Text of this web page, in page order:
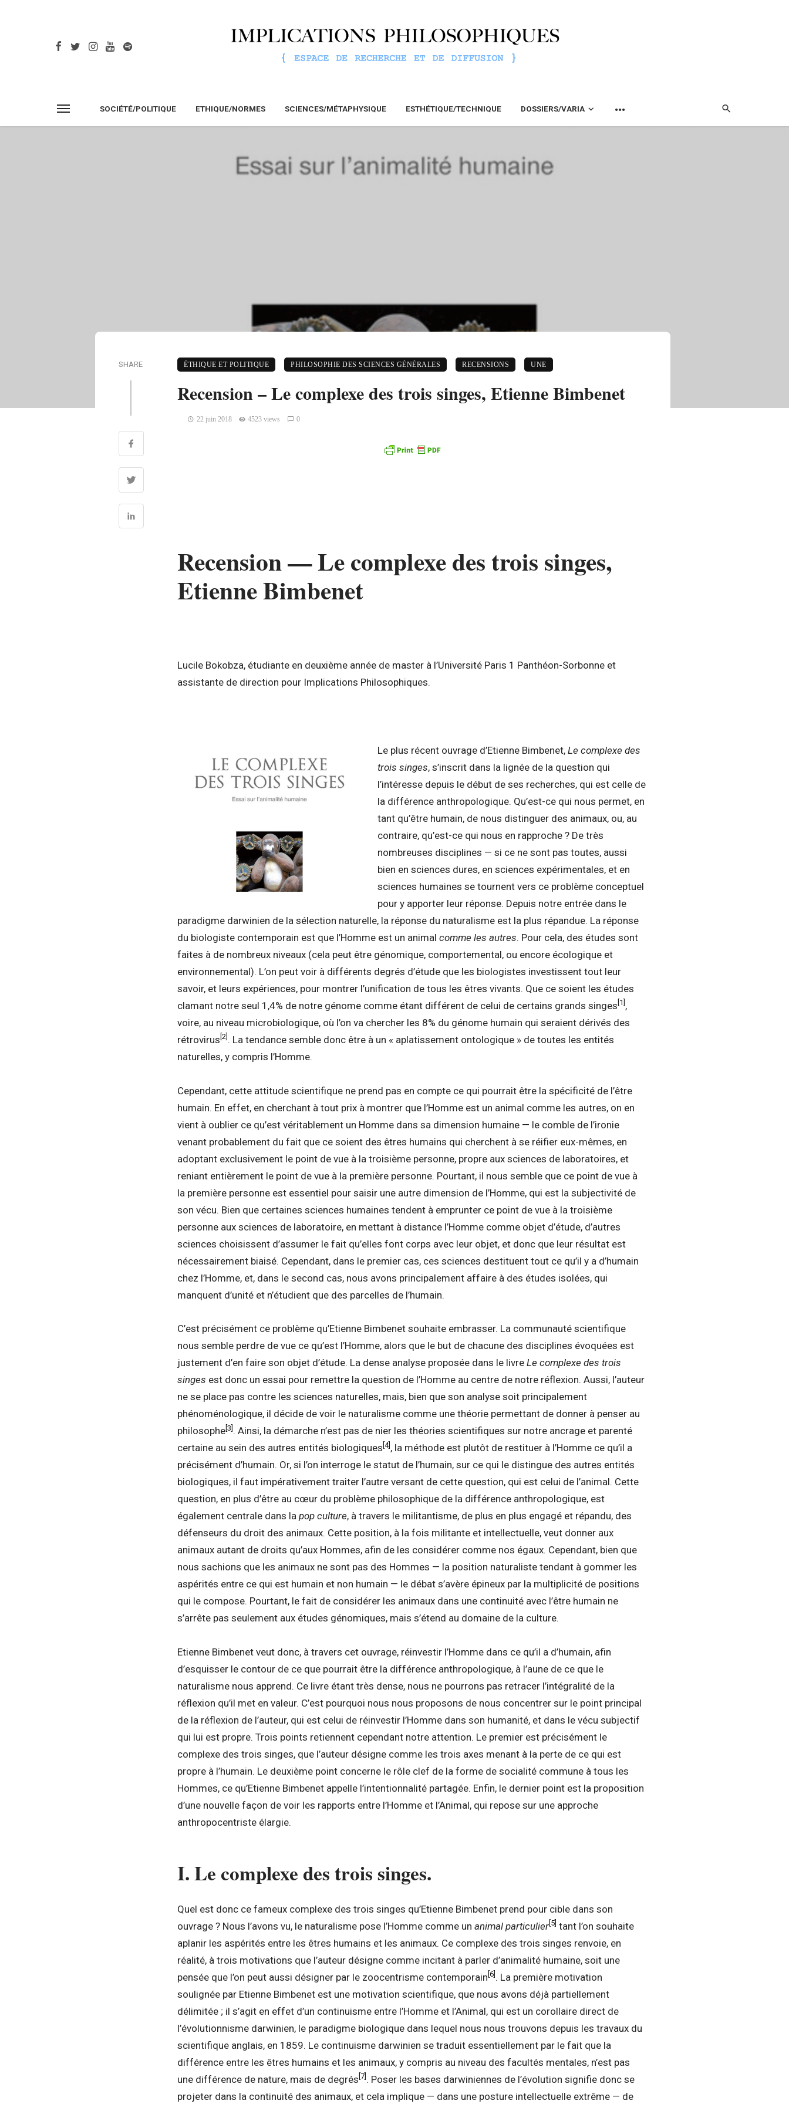
SOCIÉTÉ/POLITIQUE ETHIQUE/NORMES SCIENCES/MÉTAPHYSIQUE ESTHÉTIQUE/TECHNIQUE DOSSIERS/VARIA
SHARE ÉTHIQUE ET POLITIQUE PHILOSOPHIE DES SCIENCES GÉNÉRALES RECENSIONS UNE
Recension – Le complexe des trois singes, Etienne Bimbenet
22 juin 2018 4523 views 0
Recension — Le complexe des trois singes,
Etienne Bimbenet
Lucile Bokobza, étudiante en deuxième année de master à l’Université Paris 1 Panthéon-Sorbonne et
assistante de direction pour Implications Philosophiques.
Le plus récent ouvrage d’Etienne Bimbenet,Le complexe des
trois singes, s’inscrit dans la lignée de la question qui
l’intéresse depuis le début de ses recherches, qui est celle de
la différence anthropologique. Qu’est-ce qui nous permet, en
tant qu’être humain, de nous distinguer des animaux, ou, au
contraire, qu’est-ce qui nous en rapproche ? De très
nombreuses disciplines — si ce ne sont pas toutes, aussi
bien en sciences dures, en sciences expérimentales, et en
sciences humaines se tournent vers ce problème conceptuel
pour y apporter leur réponse. Depuis notre entrée dans le
paradigme darwinien de la sélection naturelle, la réponse du naturalisme est la plus répandue. La réponse
du biologiste contemporain est que l’Homme est un animal comme les autres. Pour cela, des études sont
faites à de nombreux niveaux (cela peut être génomique, comportemental, ou encore écologique et
environnemental). L’on peut voir à différents degrés d’étude que les biologistes investissent tout leur
savoir, et leurs expériences, pour montrer l’unification de tous les êtres vivants. Que ce soient les études
clamant notre seul 1,4% de notre génome comme étant différent de celui de certains grands singes [1] ,
voire, au niveau microbiologique, où l’on va chercher les 8% du génome humain qui seraient dérivés des
rétrovirus [2] . La tendance semble donc être à un « aplatissement ontologique » de toutes les entités
naturelles, y compris l’Homme.
Cependant, cette attitude scientifique ne prend pas en compte ce qui pourrait être la spécificité de l’être
humain. En effet, en cherchant à tout prix à montrer que l’Homme est un animal comme les autres, on en
vient à oublier ce qu’est véritablement un Homme dans sa dimension humaine — le comble de l’ironie
venant probablement du fait que ce soient des êtres humains qui cherchent à se réifier eux-mêmes, en
adoptant exclusivement le point de vue à la troisième personne, propre aux sciences de laboratoires, et
reniant entièrement le point de vue à la première personne. Pourtant, il nous semble que ce point de vue à
la première personne est essentiel pour saisir une autre dimension de l’Homme, qui est la subjectivité de
son vécu. Bien que certaines sciences humaines tendent à emprunter ce point de vue à la troisième
personne aux sciences de laboratoire, en mettant à distance l’Homme comme objet d’étude, d’autres
sciences choisissent d’assumer le fait qu’elles font corps avec leur objet, et donc que leur résultat est
nécessairement biaisé. Cependant, dans le premier cas, ces sciences destituent tout ce qu’il y a d’humain
chez l’Homme, et, dans le second cas, nous avons principalement affaire à des études isolées, qui
manquent d’unité et n’étudient que des parcelles de l’humain.
C’est précisément ce problème qu’Etienne Bimbenet souhaite embrasser. La communauté scientifique
nous semble perdre de vue ce qu’est l’Homme, alors que le but de chacune des disciplines évoquées est
justement d’en faire son objet d’étude. La dense analyse proposée dans le livre Le complexe des trois
singes est donc un essai pour remettre la question de l’Homme au centre de notre réflexion. Aussi, l’auteur
ne se place pas contre les sciences naturelles, mais, bien que son analyse soit principalement
phénoménologique, il décide de voir le naturalisme comme une théorie permettant de donner à penser au
philosophe [3] . Ainsi, la démarche n’est pas de nier les théories scientifiques sur notre ancrage et parenté
certaine au sein des autres entités biologiques [4] , la méthode est plutôt de restituer à l’Homme ce qu’il a
précisément d’humain. Or, si l’on interroge le statut de l’humain, sur ce qui le distingue des autres entités
biologiques, il faut impérativement traiter l’autre versant de cette question, qui est celui de l’animal. Cette
question, en plus d’être au cœur du problème philosophique de la différence anthropologique, est
également centrale dans la pop culture, à travers le militantisme, de plus en plus engagé et répandu, des
défenseurs du droit des animaux. Cette position, à la fois militante et intellectuelle, veut donner aux
animaux autant de droits qu’aux Hommes, afin de les considérer comme nos égaux. Cependant, bien que
nous sachions que les animaux ne sont pas des Hommes — la position naturaliste tendant à gommer les
aspérités entre ce qui est humain et non humain — le débat s’avère épineux par la multiplicité de positions
qui le compose. Pourtant, le fait de considérer les animaux dans une continuité avec l’être humain ne
s’arrête pas seulement aux études génomiques, mais s’étend au domaine de la culture.
Etienne Bimbenet veut donc, à travers cet ouvrage, réinvestir l’Homme dans ce qu’il a d’humain, afin
d’esquisser le contour de ce que pourrait être la différence anthropologique, à l’aune de ce que le
naturalisme nous apprend. Ce livre étant très dense, nous ne pourrons pas retracer l’intégralité de la
réflexion qu’il met en valeur. C’est pourquoi nous nous proposons de nous concentrer sur le point principal
de la réflexion de l’auteur, qui est celui de réinvestir l’Homme dans son humanité, et dans le vécu subjectif
qui lui est propre. Trois points retiennent cependant notre attention. Le premier est précisément le
complexe des trois singes, que l’auteur désigne comme les trois axes menant à la perte de ce qui est
propre à l’humain. Le deuxième point concerne le rôle clef de la forme de socialité commune à tous les
Hommes, ce qu’Etienne Bimbenet appelle l’intentionnalité partagée. Enfin, le dernier point est la proposition
d’une nouvelle façon de voir les rapports entre l’Homme et l’Animal, qui repose sur une approche
anthropocentriste élargie.
I. Le complexe des trois singes.
Quel est donc ce fameux complexe des trois singes qu’Etienne Bimbenet prend pour cible dans son
ouvrage ? Nous l’avons vu, le naturalisme pose l’Homme comme un animal particulier [5] tant l’on souhaite
aplanir les aspérités entre les êtres humains et les animaux. Ce complexe des trois singes renvoie, en
réalité, à trois motivations que l’auteur désigne comme incitant à parler d’animalité humaine, soit une
pensée que l’on peut aussi désigner par le zoocentrisme contemporain [6] . La première motivation
soulignée par Etienne Bimbenet est une motivation scientifique, que nous avons déjà partiellement
délimitée ; il s’agit en effet d’un continuisme entre l’Homme et l’Animal, qui est un corollaire direct de
l’évolutionnisme darwinien, le paradigme biologique dans lequel nous nous trouvons depuis les travaux du
scientifique anglais, en 1859. Le continuisme darwinien se traduit essentiellement par le fait que la
différence entre les êtres humains et les animaux, y compris au niveau des facultés mentales, n’est pas
une différence de nature, mais de degrés [7] . Poser les bases darwiniennes de l’évolution signifie donc se
projeter dans la continuité des animaux, et cela implique — dans une posture intellectuelle extrême — de